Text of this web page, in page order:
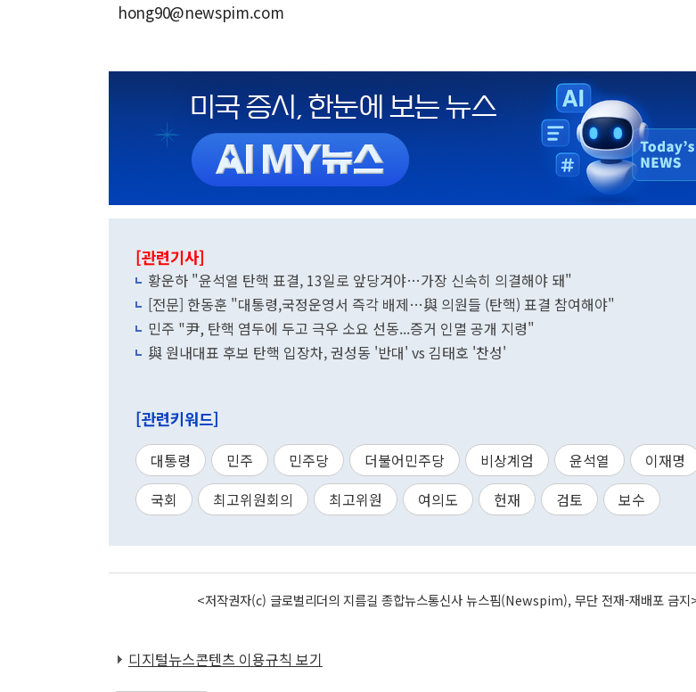
hong90@newspim.com
[관련기사]
황운하 "윤석열 탄핵 표결, 13일로 앞당겨야…가장 신속히 의결해야 돼"
[전문] 한동훈 "대통령,국정운영서 즉각 배제…與 의원들 (탄핵) 표결 참여해야"
민주 "尹, 탄핵 염두에 두고 극우 소요 선동...증거 인멸 공개 지령"
與 원내대표 후보 탄핵 입장차, 권성동 '반대' vs 김태호 '찬성'
[관련키워드]
대통령 민주 민주당 더불어민주당 비상계엄 윤석열
이재명
국회
최고위원회의 최고위원 여의도 헌재 검토 보수
<저작권자(c) 글로벌리더의 지름길 종합뉴스통신사 뉴스핌(Newspim), 무단 전재-재배포 금지
디지털뉴스콘텐츠 이용규칙 보기